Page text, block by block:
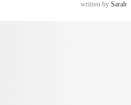
written by Sarah